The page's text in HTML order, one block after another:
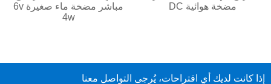
مباشر مضخة ماء صغيرة 6v
4w
مضخة هوائية DC
إذا كانت لديك أي اقتراحات، يُرجى التواصل معنا